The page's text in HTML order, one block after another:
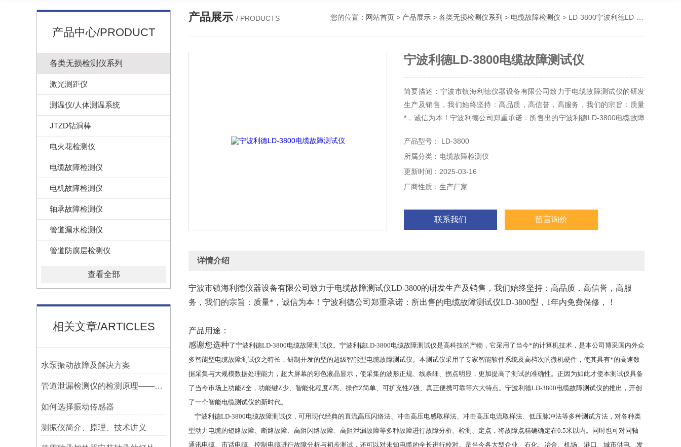
产品中心/PRODUCT
各类无损检测仪系列
激光测距仪
测温仪/人体测温系统
JTZD钻洞棒
电火花检测仪
电缆故障检测仪
电机故障检测仪
轴承故障检测仪
管道漏水检测仪
管道防腐层检测仪
查看全部
相关文章/ARTICLES
水泵振动故障及解决方案
管道泄漏检测仪的检测原理——宁波利德
如何选择振动传感器
测振仪简介、原理、技术讲义
产品展示 / PRODUCTS 您的位置： 网站首页 > 产品展示 > 各类无损检测仪系列 > 电缆故障检测仪 > LD-3800宁波利德LD-3800电缆故障测试仪
宁波利德LD-3800电缆故障测试仪
简要描述：宁波市镇海利德仪器设备有限公司致力于电缆故障测试仪的研发
生产及销售，我们始终坚持：高品质，高信誉，高服务，我们的宗旨：质量
*，诚信为本！宁波利德公司郑重承诺：所售出的宁波利德LD-3800电缆故障
产品型号： LD-3800
所属分类：电缆故障检测仪
更新时间：2025-03-16
厂商性质：生产厂家
联系我们 留言询价
详情介绍
宁波市镇海利德仪器设备有限公司致力于电缆故障测试仪LD-3800的研发生产及销售，我们始终坚持：高品质，高信誉，高服
务，我们的宗旨：质量*，诚信为本！宁波利德公司郑重承诺：所出售的电缆故障测试仪LD-3800型，1年内免费保修，！
产品用途：
感谢您选种了宁波利德LD-3800电缆故障测试仪。宁波利德LD-3800电缆故障测试仪是高科技的产物，它采用了当今*的计算机技术，是本公司博采国内外众
多智能型电缆故障测试仪之特长，研制开发的型的超级智能型电缆故障测试仪。本测试仪采用了专家智能软件系统及高档次的微机硬件，使其具有*的高速数
据采集与大规模数据处理能力，超大屏幕的彩色液晶显示，使采集的波形正规、线条细、拐点明显，更加提高了测试的准确性。正因为如此才使本测试仪具备
了当今市场上功能Z全，功能键Z少、智能化程度Z高、操作Z简单、可扩充性Z强、真正便携可靠等六大特点。宁波利德LD-3800电缆故障测试仪的推出，开创
了一个智能电缆测试仪的新时代。
宁波利德LD-3800电缆故障测试仪，可用现代经典的直流高压闪络法、冲击高压电感取样法、冲击高压电流取样法、低压脉冲法等多种测试方法，对各种类
型动力电缆的短路故障、断路故障、高阻闪络故障、高阻泄漏故障等多种故障进行故障分析、检测、定点，将故障点精确确定在0.5米以内。同时也可对同轴
通讯电缆、市话电缆、控制电缆进行故障分析与初步测试，还可以对未知电缆的全长进行校对。是当今各大型企业、石化、冶金、机场、港口、城市供电、发